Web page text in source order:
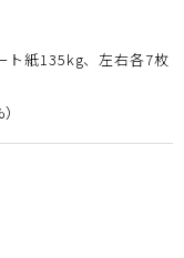
ト紙135kg、左右各7枚